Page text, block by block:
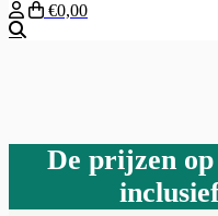
€0,00
De prijzen